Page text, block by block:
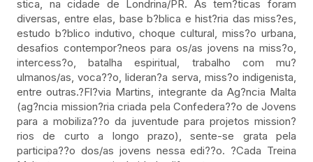
stica, na cidade de Londrina/PR. As tem?ticas foram
diversas, entre elas, base b?blica e hist?ria das miss?es,
estudo b?blico indutivo, choque cultural, miss?o urbana,
desafios contempor?neos para os/as jovens na miss?o,
intercess?o, batalha espiritual, trabalho com mu?
ulmanos/as, voca??o, lideran?a serva, miss?o indigenista,
entre outras.?Fl?via Martins, integrante da Ag?ncia Malta
(ag?ncia mission?ria criada pela Confedera??o de Jovens
para a mobiliza??o da juventude para projetos mission?
rios de curto a longo prazo), sente-se grata pela
participa??o dos/as jovens nessa edi??o. ?Cada Treina